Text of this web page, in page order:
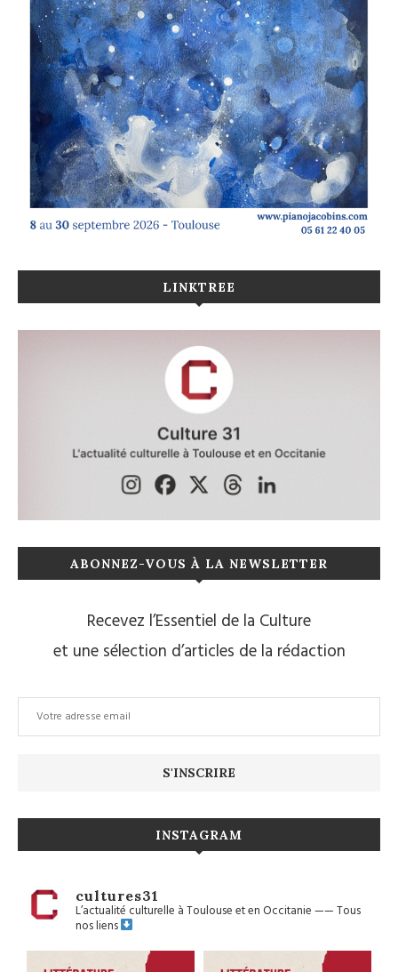
LINKTREE
ABONNEZ-VOUS À LA NEWSLETTER
Recevez l’Essentiel de la Culture
et une sélection d’articles de la rédaction
INSTAGRAM
cultures31
L’actualité culturelle à Toulouse et en Occitanie——Tous
nos liens